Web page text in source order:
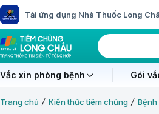
Tải ứng dụng Nhà Thuốc Long
Vắc xin phòng bệnh Gói
Trang chủ Kiến thức tiêm chủng Bệnh